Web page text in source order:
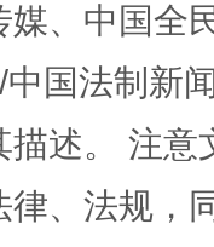
、中国全
国法制新
描述。 注
、法规，